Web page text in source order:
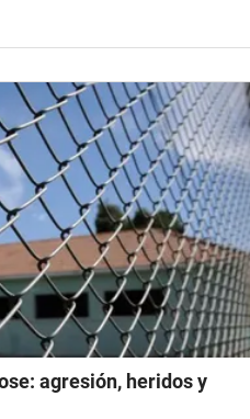
agresión, heridos y